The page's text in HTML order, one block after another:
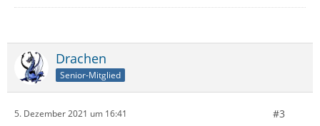
Drachen
Senior-Mitglied
5. Dezember 2021 um 16:41 #3